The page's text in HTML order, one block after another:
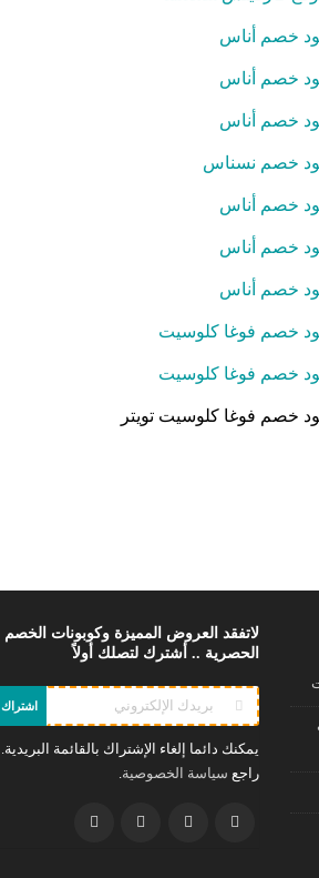
خصم أناس
خصم أناس
خصم أناس
خصم نسناس
خصم أناس
خصم أناس
خصم أناس
خصم فوغا كلوسيت
خصم فوغا كلوسيت
خصم فوغا كلوسيت تويتر
لاتفقد العروض المميزة وكوبونات الخصم
الحصرية .. أشترك لتصلك أولاً
اشتراك
يمكنك دائما إلغاء الإشتراك بالقائمة البريدية.
راجع سياسة الخصوصية.